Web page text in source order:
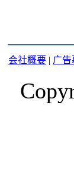
会社概要 | 广告